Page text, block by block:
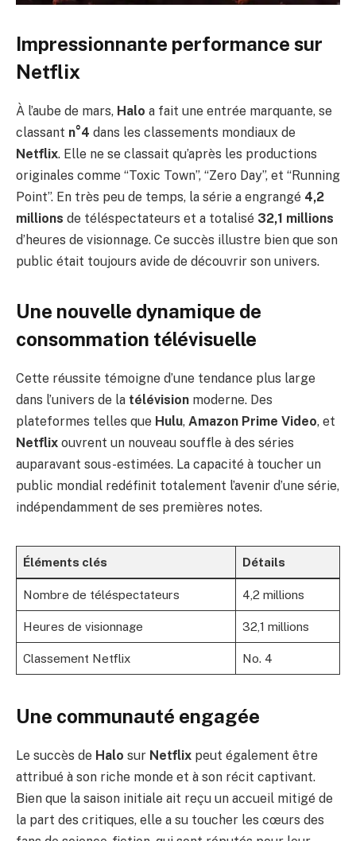
Impressionnante performance sur
Netflix
À l’aube de mars, Halo a fait une entrée marquante, se
classant n°4 dans les classements mondiaux de
Netflix. Elle ne se classait qu’après les productions
originales comme “Toxic Town”, “Zero Day”, et “Running
Point”. En très peu de temps, la série a engrangé 4,2
millions de téléspectateurs et a totalisé 32,1 millions
d’heures de visionnage. Ce succès illustre bien que son
public était toujours avide de découvrir son univers.
Une nouvelle dynamique de
consommation télévisuelle
Cette réussite témoigne d’une tendance plus large
dans l’univers de la télévision moderne. Des
plateformes telles que Hulu, Amazon Prime Video, et
Netflix ouvrent un nouveau souffle à des séries
auparavant sous-estimées. La capacité à toucher un
public mondial redéfinit totalement l’avenir d’une série,
indépendamment de ses premières notes.
Éléments clés Détails
Nombre de téléspectateurs 4,2 millions
Heures de visionnage 32,1 millions
Classement Netflix No. 4
Une communauté engagée
Le succès de Halo sur Netflix peut également être
attribué à son riche monde et à son récit captivant.
Bien que la saison initiale ait reçu un accueil mitigé de
la part des critiques, elle a su toucher les cœurs des